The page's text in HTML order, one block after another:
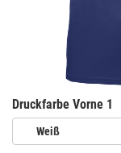
Druckfarbe Vorne 1
Weiß